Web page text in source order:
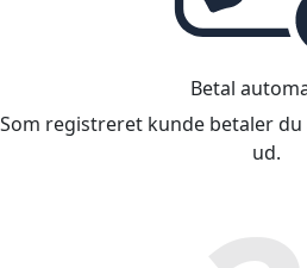
Betal
Som registreret kunde betaler
ud.